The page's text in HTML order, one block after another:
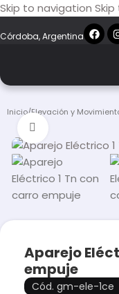
Skip to navigation
Córdoba, Argentina
Inicio/Elevación y
Aparejo
empuje
Cód. gm-ele-1ce